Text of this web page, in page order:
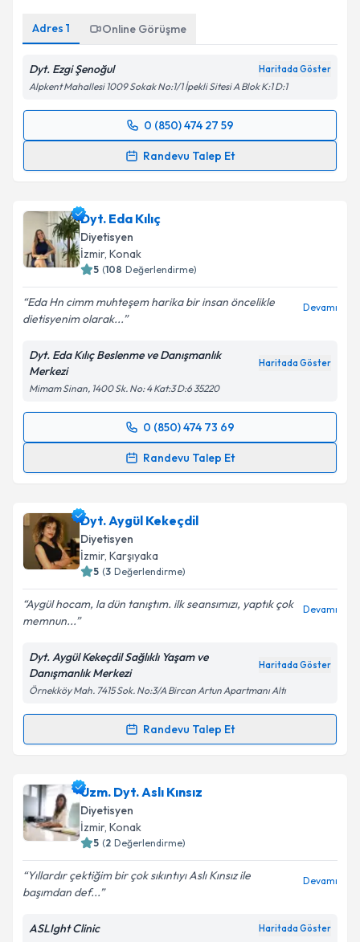
Adres 1 Online Görüşme
Dyt. Ezgi Şenoğul Haritada Göster
Alpkent Mahallesi 1009 Sokak No:1/1 İpekli Sitesi A Blok K:1 D:1
0 (850) 474 27 59
Randevu Talep Et
Randevu Takvimi Talebi
takvim hazırlandığında e-posta ile bilgilendireceğiz.
E-posta Adresiniz
kapsamda işlenmesini kabul ediyorum.
Takvim Talebini Gönder
Dyt. Eda Kılıç
Diyetisyen
İzmir, Konak
5 (108 Değerlendirme)
Eda Hn cimm muhteşem harika bir insan öncelikle
dietisyenim olarak...
Devamı
Dyt. Eda Kılıç Beslenme ve Danışmanlık
Merkezi
Haritada Göster
Mimam Sinan, 1400 Sk. No: 4 Kat:3 D:6 35220
0 (850) 474 73 69
Randevu Talep Et
Randevu Takvimi Talebi
hazırlandığında e-posta ile bilgilendireceğiz.
E-posta Adresiniz
kapsamda işlenmesini kabul ediyorum.
Takvim Talebini Gönder
Dyt. Aygül Kekeçdil
Diyetisyen
İzmir, Karşıyaka
5 (3 Değerlendirme)
Aygül hocam, la dün tanıştım. ilk seansımızı, yaptık çok
memnun...
Devamı
Dyt. Aygül Kekeçdil Sağlıklı Yaşam ve
Danışmanlık Merkezi
Haritada Göster
Örnekköy Mah. 7415 Sok. No:3/A Bircan Artun Apartmanı Altı
Randevu Talep Et
Randevu Takvimi Talebi
Dyt. Aygül Kekeçdiliçin randevu takvimi talebi
oluşturun. Size bu uzmandan randevu almanız için bir
takvim hazırlandığında e-posta ile bilgilendireceğiz.
Kişisel verilerimin işlenmesine ilişkin Aydınlatma
Uzm. Dyt. Aslı Kınsız
Diyetisyen
İzmir, Konak
5 (2 Değerlendirme)
Yıllardır çektiğim bir çok sıkıntıyı Aslı Kınsız ile
başımdan def...
Devamı
ASLIght Clinic Haritada Göster